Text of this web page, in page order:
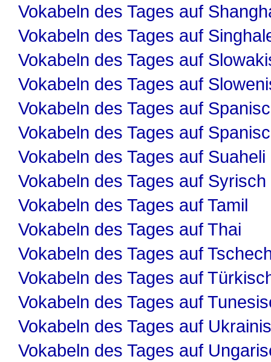
Vokabeln des Tages auf
Vokabeln des Tages auf
Vokabeln des Tages auf
Vokabeln des Tages auf
Vokabeln des Tages auf
Vokabeln des Tages auf
Vokabeln des Tages auf Suaheli
Vokabeln des Tages auf Syrisch
Vokabeln des Tages auf Tamil
Vokabeln des Tages auf Thai
Vokabeln des Tages auf
Vokabeln des Tages auf
Vokabeln des Tages auf
Vokabeln des Tages auf
Vokabeln des Tages auf